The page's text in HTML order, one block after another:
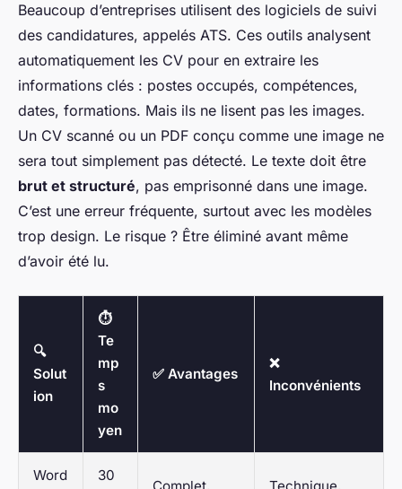
Beaucoup d’entreprises utilisent des logiciels de suivi
des candidatures, appelés ATS. Ces outils analysent
automatiquement les CV pour en extraire les
informations clés : postes occupés, compétences,
dates, formations. Mais ils ne lisent pas les images.
Un CV scanné ou un PDF conçu comme une image ne
sera tout simplement pas détecté. Le texte doit être
brut et structuré, pas emprisonné dans une image.
C’est une erreur fréquente, surtout avec les modèles
trop design. Le risque ? Être éliminé avant même
d’avoir été lu.
🔍
Solut
ion
⏱️
Te
mp
s
mo
yen
✅ Avantages
❌
Inconvénients
Word 30